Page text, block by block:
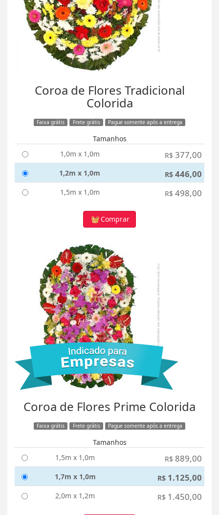
Coroa de Flores Tradicional
Colorida
Faixa grátis Frete grátis Pague somente após a entrega
Tamanhos
1,0m x 1,0m
R$ 377,00
1,2m x 1,0m R$ 446,00
1,5m x 1,0m R$ 498,00
Comprar
Coroa de Flores Prime Colorida
Faixa grátis Frete grátis Pague somente após a entrega
Tamanhos
1,5m x 1,0m
R$ 889,00
1,7m x 1,0m R$ 1.125,00
2,0m x 1,2m R$ 1.450,00